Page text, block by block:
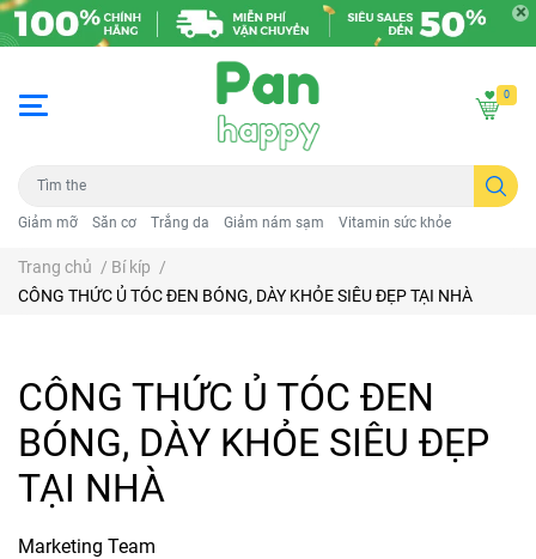
Giảm mỡ Săn cơ Trắng da Giảm nám sạm Vitamin sức khỏe
0
Trang chủ / Bí kíp /
CÔNG THỨC Ủ TÓC ĐEN BÓNG, DÀY KHỎE SIÊU ĐẸP TẠI NHÀ
CÔNG THỨC Ủ TÓC ĐEN
BÓNG, DÀY KHỎE SIÊU ĐẸP
TẠI NHÀ
Marketing Team